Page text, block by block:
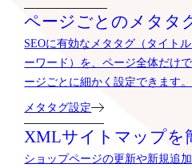
ページごとのメタタ
SEOに有効なメタタグ（タイト
ーワード）を、ページ全体だけ
ージごとに細かく設定できます。
メタタグ設定
XMLサイトマップを
ショップページの更新や新規追